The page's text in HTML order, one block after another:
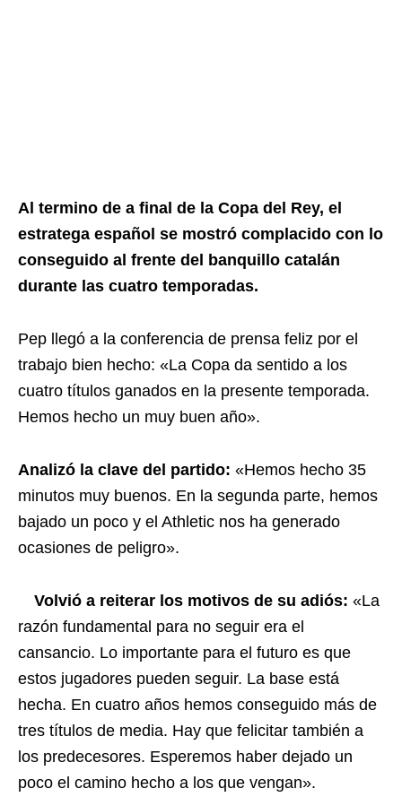
Al termino de a final de la Copa del Rey, el
estratega español se mostró complacido con lo
conseguido al frente del banquillo catalán
durante las cuatro temporadas.
Pep llegó a la conferencia de prensa feliz por el
trabajo bien hecho: «La Copa da sentido a los
cuatro títulos ganados en la presente temporada.
Hemos hecho un muy buen año».
Analizó la clave del partido: «Hemos hecho 35
minutos muy buenos. En la segunda parte, hemos
bajado un poco y el Athletic nos ha generado
ocasiones de peligro».
Volvió a reiterar los motivos de su adiós: «La
razón fundamental para no seguir era el
cansancio. Lo importante para el futuro es que
estos jugadores pueden seguir. La base está
hecha. En cuatro años hemos conseguido más de
tres títulos de media. Hay que felicitar también a
los predecesores. Esperemos haber dejado un
poco el camino hecho a los que vengan».